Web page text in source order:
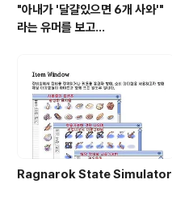
"아내가 '달걀있으면 6개 사와'"
라는 유머를 보고...
Ragnarok State Simulator